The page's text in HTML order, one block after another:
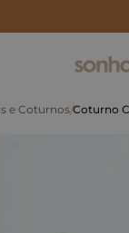
e Coturnos Coturno